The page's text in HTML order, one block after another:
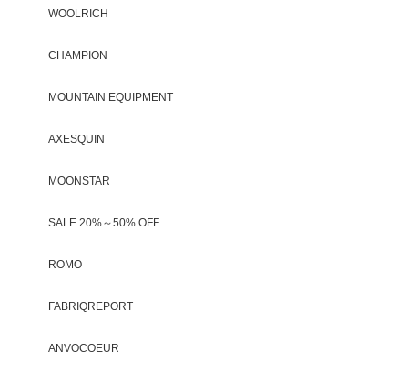
WOOLRICH
CHAMPION
MOUNTAIN EQUIPMENT
AXESQUIN
MOONSTAR
SALE 20%～50% OFF
ROMO
FABRIQREPORT
ANVOCOEUR